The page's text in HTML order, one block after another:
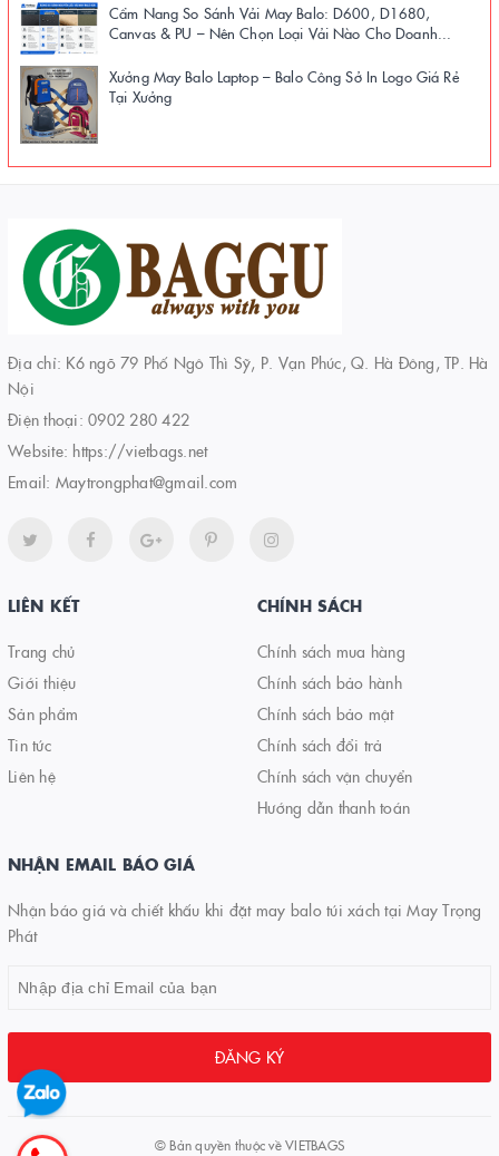
Cẩm Nang So Sánh Vải May Balo: D600, D1680,
Canvas & PU – Nên Chọn Loại Vải Nào Cho Doanh...
Xưởng May Balo Laptop – Balo Công Sở In Logo Giá Rẻ
Tại Xưởng
Địa chỉ: K6 ngõ 79 Phố Ngô Thì Sỹ, P. Vạn Phúc, Q. Hà Đông, TP. Hà
Nội
Điện thoại: 0902 280 422
Website: https://vietbags.net
Email: Maytrongphat@gmail.com
LIÊN KẾT
Trang chủ
Giới thiệu
Sản phẩm
Tin tức
Liên hệ
CHÍNH SÁCH
Chính sách mua hàng
Chính sách bảo hành
Chính sách bảo mật
Chính sách đổi trả
Chính sách vận chuyển
Hướng dẫn thanh toán
NHẬN EMAIL BÁO GIÁ
Nhận báo giá và chiết khấu khi đặt may balo túi xách tại May Trọng
Phát
ĐĂNG KÝ
© Bản quyền thuộc vềVIETBAGS